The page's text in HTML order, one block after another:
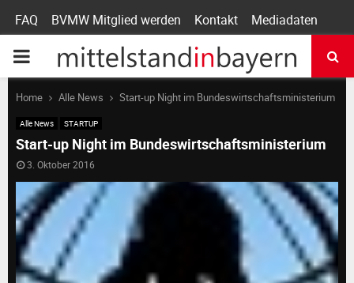
FAQ BVMW Mitglied werden Kontakt Mediadaten
P
R
I
M
A
R
Home Alle News Start-up Night im Bundeswirtschaftsministerium
Alle News STARTUP
Start-up Night im Bundeswirtschaftsministerium
3. Oktober 2016